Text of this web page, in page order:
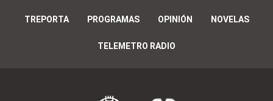
TREPORTA PROGRAMAS OPINIÓN NOVELAS
TELEMETRO RADIO